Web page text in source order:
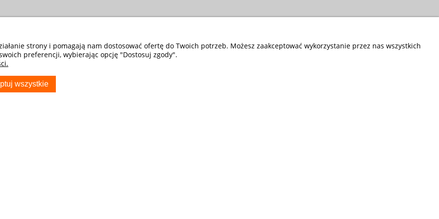
strony i pomagają nam dostosować ofertę do Twoich potrzeb. Możesz zaakceptować wykorzystanie przez nas wszystkich
preferencji, wybierając opcję "Dostosuj zgody".
wszystkie